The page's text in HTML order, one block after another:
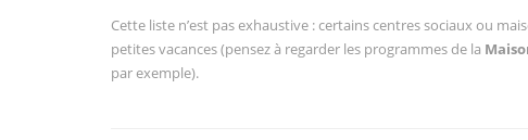
Cette liste n’est pas exhaustive : certains centres sociaux ou
petites vacances (pensez à regarder les programmes de la
par exemple).